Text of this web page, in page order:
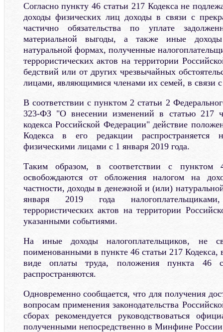
Согласно пункту 46 статьи 217 Кодекса не
доходы физических лиц доходы в связи с
частично обязательства по уплате
материальной выгоды, а также иные
натуральной формах, полученные
террористических актов на территории
бедствий или от других чрезвычайных
лицами, являющимися членами их семей, в связи
В соответствии с пунктом 2 статьи 2
323-ФЗ "О внесении изменений в статью 217
кодекса Российской Федерации" действие
Кодекса в его редакции распространяется
физическими лицами с 1 января 2019 года.
Таким образом, в соответствии с пунктом
освобождаются от обложения налогом на
частности, доходы в денежной и (или)
января 2019 года
террористических актов на территории
указанными событиями.
На иные доходы налогоплательщиков, не
поименованными в пункте 46 статьи 217 Кодекса,
виде оплаты труда, положения пункта 46
распространяются.
Одновременно сообщается, что для получения
вопросам применения законодательства
сборах рекомендуется руководствоваться
полученными непосредственно в Минфине